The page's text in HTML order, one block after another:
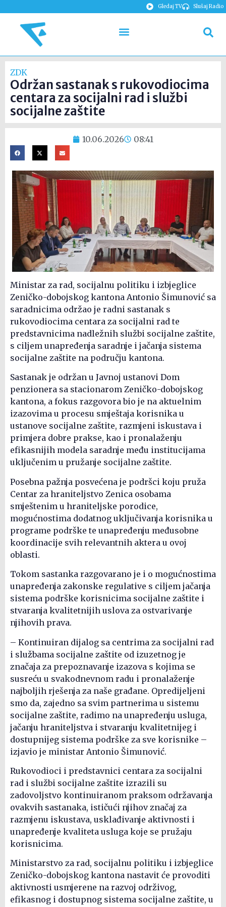
Gledaj TV Slušaj Radio
ZDK
Održan sastanak s rukovodiocima
centara za socijalni rad i službi
socijalne zaštite
10.06.2026 08:41
Ministar za rad, socijalnu politiku i izbjeglice
Zeničko-dobojskog kantona Antonio Šimunović sa
saradnicima održao je radni sastanak s
rukovodiocima centara za socijalni rad te
predstavnicima nadležnih službi socijalne zaštite,
s ciljem unapređenja saradnje i jačanja sistema
socijalne zaštite na području kantona.
Sastanak je održan u Javnoj ustanovi Dom
penzionera sa stacionarom Zeničko-dobojskog
kantona, a fokus razgovora bio je na aktuelnim
izazovima u procesu smještaja korisnika u
ustanove socijalne zaštite, razmjeni iskustava i
primjera dobre prakse, kao i pronalaženju
efikasnijih modela saradnje među institucijama
uključenim u pružanje socijalne zaštite.
Posebna pažnja posvećena je podršci koju pruža
Centar za hraniteljstvo Zenica osobama
smještenim u hraniteljske porodice,
mogućnostima dodatnog uključivanja korisnika u
programe podrške te unapređenju međusobne
koordinacije svih relevantnih aktera u ovoj
oblasti.
Tokom sastanka razgovarano je i o mogućnostima
unapređenja zakonske regulative s ciljem jačanja
sistema podrške korisnicima socijalne zaštite i
stvaranja kvalitetnijih uslova za ostvarivanje
njihovih prava.
– Kontinuiran dijalog sa centrima za socijalni rad
i službama socijalne zaštite od izuzetnog je
značaja za prepoznavanje izazova s kojima se
susreću u svakodnevnom radu i pronalaženje
najboljih rješenja za naše građane. Opredijeljeni
smo da, zajedno sa svim partnerima u sistemu
socijalne zaštite, radimo na unapređenju usluga,
jačanju hraniteljstva i stvaranju kvalitetnijeg i
dostupnijeg sistema podrške za sve korisnike –
izjavio je ministar Antonio Šimunović.
Rukovodioci i predstavnici centara za socijalni
rad i službi socijalne zaštite izrazili su
zadovoljstvo kontinuiranom praksom održavanja
ovakvih sastanaka, ističući njihov značaj za
razmjenu iskustava, usklađivanje aktivnosti i
unapređenje kvaliteta usluga koje se pružaju
korisnicima.
Ministarstvo za rad, socijalnu politiku i izbjeglice
Zeničko-dobojskog kantona nastavit će provoditi
aktivnosti usmjerene na razvoj održivog,
efikasnog i dostupnog sistema socijalne zaštite, u